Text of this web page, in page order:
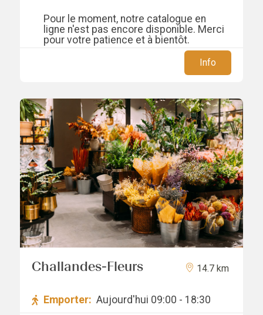
Pour le moment, notre catalogue en
ligne n'est pas encore disponible. Merci
pour votre patience et à bientôt.
Info
Challandes-Fleurs 14.7 km
Emporter: Aujourd'hui 09:00 - 18:30